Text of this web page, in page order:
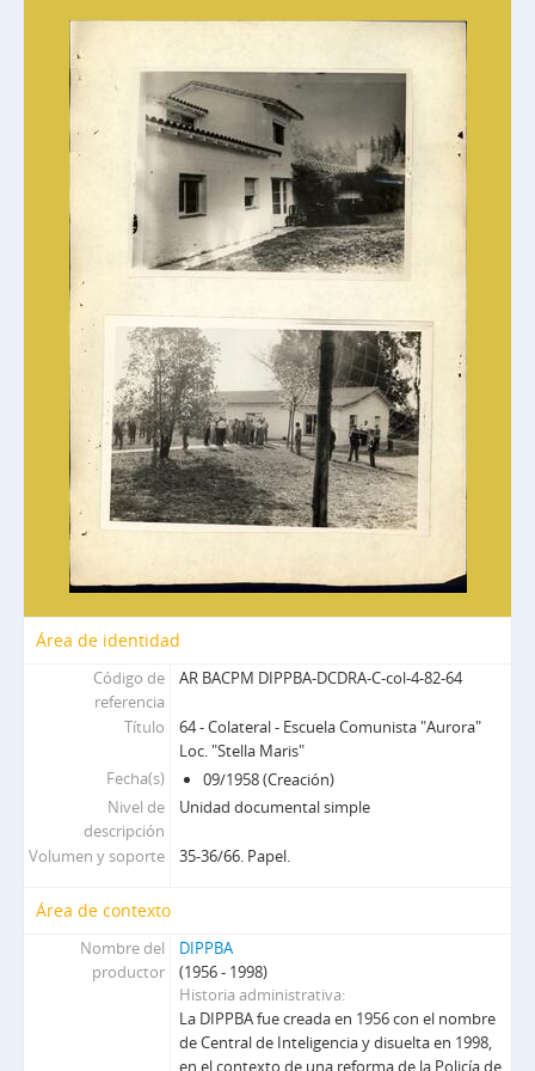
R - Mesa Referencia
T - Mesa Toxicomanía
G - Mesa G
S - Mesa S
D - Mesa Doctrina
F - Mesa F
C - Mesa Cicia
SAyF - Secretaría de archivo y fichero
DIPPBA-DMCS - División Medios de comunicación social
Área de identidad
Código de
referencia
AR BACPM DIPPBA-DCDRA-C-col-4-82-64
Título
64 - Colateral - Escuela Comunista "Aurora"
Loc. "Stella Maris"
Fecha(s)
09/1958 (Creación)
Nivel de
descripción
Unidad documental simple
Volumen y soporte 35-36/66. Papel.
Área de contexto
Nombre del
productor
DIPPBA
(1956 - 1998)
Historia administrativa
La DIPPBA fue creada en 1956 con el nombre
de Central de Inteligencia y disuelta en 1998,
en el contexto de una reforma de la Policía de